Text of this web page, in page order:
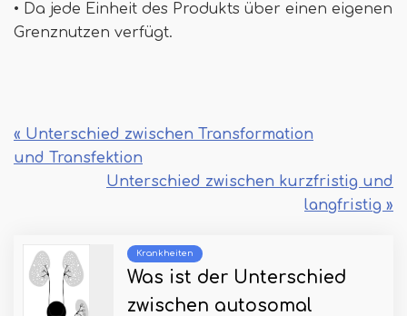
• Da jede Einheit des Produkts über einen eigenen
Grenznutzen verfügt.
« Unterschied zwischen Transformation
und Transfektion
Unterschied zwischen kurzfristig und
langfristig »
Krankheiten
Was ist der Unterschied
zwischen autosomal